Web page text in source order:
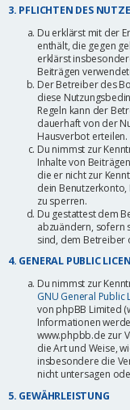
3. PFLICHTEN DES
Du erklärst mit der
enthält, die gegen
erklärst
Beiträgen
Der Betreiber des
diese
Regeln kann der
dauerhaft von der
Hausverbot erteilen.
Du nimmst zur
Inhalte von
die er nicht zur
dein
zu sperren.
Du gestattest dem
abzuändern, sofern
sind, dem Betreiber
4. GENERAL PUBLIC
Du nimmst zur
GNU General Public
von phpBB Limited
Informationen
www.phpbb.de zur
die Art und Weise,
insbesondere die
nicht untersagen
5. GEWÄHRLEISTUNG